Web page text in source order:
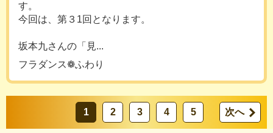
す。
今回は、第３1回となります。
坂本九さんの「見...
フラダンス❁ふわり
1 2 3 4 5 次へ